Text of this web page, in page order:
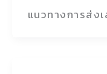
แนวทางการส่ง